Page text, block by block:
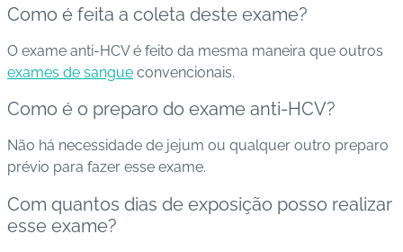
e
p
lo
g
o
n
Como é feita a coleta deste exame?
O exame anti-HCV é feito da mesma maneira que outros
exames de sangue convencionais.
Como é o preparo do exame anti-HCV?
Não há necessidade de jejum ou qualquer outro preparo
prévio para fazer esse exame.
Com quantos dias de exposição posso realizar
esse exame?